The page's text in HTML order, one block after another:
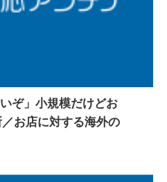
ぞ」小規模だけどお
お店に対する海外の